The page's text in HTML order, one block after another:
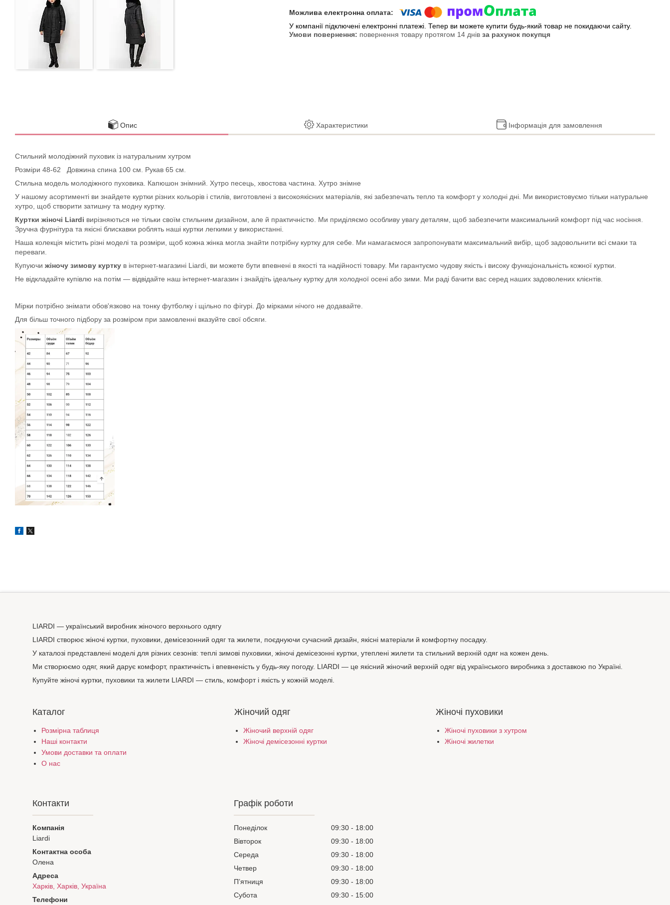
У компанії підключені електронні платежі. Тепер ви можете купити будь-який товар не покидаючи сайту.
повернення товару протягом 14 днів за рахунок покупця
Опис Характеристики Інформація для замовлення
Стильний молодіжний пуховик із натуральним хутром
Розміри 48-62 Довжина спина 100 см. Рукав 65 см.
Стильна модель молодіжного пуховика. Капюшон знімний. Хутро песець, хвостова частина. Хутро знімне
У нашому асортименті ви знайдете куртки різних кольорів і стилів, виготовлені з високоякісних матеріалів, які забезпечать тепло та комфорт у холодні дні. Ми використовуємо тільки натуральне
хутро, щоб створити затишну та модну куртку.
Куртки жіночі Liardi вирізняються не тільки своїм стильним дизайном, але й практичністю. Ми приділяємо особливу увагу деталям, щоб забезпечити максимальний комфорт під час носіння.
Зручна фурнітура та якісні блискавки роблять наші куртки легкими у використанні.
Наша колекція містить різні моделі та розміри, щоб кожна жінка могла знайти потрібну куртку для себе. Ми намагаємося запропонувати максимальний вибір, щоб задовольнити всі смаки та
переваги.
Купуючи жіночу зимову куртку в інтернет-магазині Liardi, ви можете бути впевнені в якості та надійності товару. Ми гарантуємо чудову якість і високу функціональність кожної куртки.
Не відкладайте купівлю на потім — відвідайте наш інтернет-магазин і знайдіть ідеальну куртку для холодної осені або зими. Ми раді бачити вас серед наших задоволених клієнтів.
Мірки потрібно знімати обов'язково на тонку футболку і щільно по фігурі. До мірками нічого не додавайте.
Для більш точного підбору за розміром при замовленні вказуйте свої обсяги.
LIARDI — український виробник жіночого верхнього одягу
LIARDI створює жіночі куртки, пуховики, демісезонний одяг та жилети, поєднуючи сучасний дизайн, якісні матеріали й комфортну посадку.
У каталозі представлені моделі для різних сезонів: теплі зимові пуховики, жіночі демісезонні куртки, утеплені жилети та стильний верхній одяг на кожен день.
Ми створюємо одяг, який дарує комфорт, практичність і впевненість у будь-яку погоду. LIARDI — це якісний жіночий верхній одяг від українського виробника з доставкою по Україні.
Купуйте жіночі куртки, пуховики та жилети LIARDI — стиль, комфорт і якість у кожній моделі.
Каталог
Розмірна таблиця
Наші контакти
Умови доставки та оплати
О нас
Жіночий одяг
Жіночий верхній одяг
Жіночі демісезонні куртки
Жіночі пуховики
Жіночі пуховики з хутром
Жіночі жилетки
Контакти
Liardi
Олена
Харків, Харків, Україна
Графік роботи
Понеділок 09:30
18:00
Вівторок
09:30
18:00
Середа
09:30
18:00
Четвер
09:30
18:00
Пʼятниця
09:30
18:00
Субота
09:30
15:00